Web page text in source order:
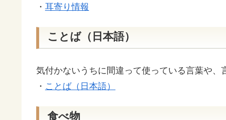
・ 耳寄り情報
ことば（日本語）
気付かないうちに間違って使っている言葉や、
・ ことば（日本語）
食べ物